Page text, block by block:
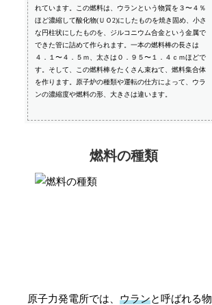
れています。この燃料は、ウランという物質を３〜４％
ほど濃縮して酸化物(ＵＯ2)にしたものを焼き固め、小さ
な円柱状にしたものを、ジルコニウム合金という金属で
できた管に詰めて作られます。一本の燃料棒の長さは
４．１〜４．５ｍ、太さは０．９５〜１．４ｃｍほどで
す。そして、この燃料棒をたくさん束ねて、燃料集合体
を作ります。原子炉の種類や運転の仕方によって、ウラ
ンの濃縮度や燃料の形、大きさは違います。
燃料の種類
原子力発電所では、ウランと呼ばれる物